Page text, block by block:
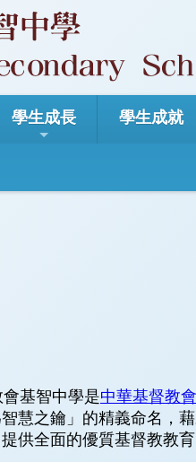
學生成長 學生成就